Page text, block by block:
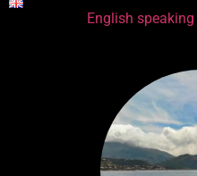
English